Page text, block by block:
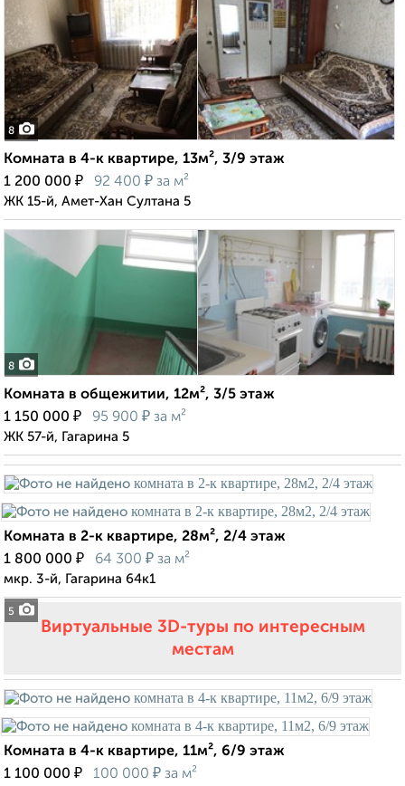
8
Комната в 4-к квартире, 13м², 3/9 этаж
1 200 000 ₽ 92 400 ₽ за м²
ЖК 15-й, Амет-Хан Султана 5
8
Комната в общежитии, 12м², 3/5 этаж
1 150 000 ₽ 95 900 ₽ за м²
ЖК 57-й, Гагарина 5
5
Комната в 2-к квартире, 28м², 2/4 этаж
1 800 000 ₽ 64 300 ₽ за м²
мкр. 3-й, Гагарина 64к1
Виртуальные 3D-туры по интересным
местам
Комната в 4-к квартире, 11м², 6/9 этаж
1 100 000 ₽ 100 000 ₽ за м²